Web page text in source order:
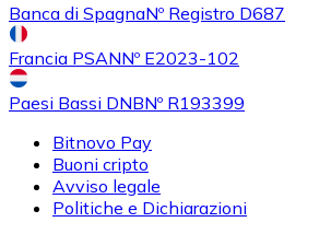
AcquistareEthereum Classic
ETC
Banca di SpagnaNº Registro D687
Francia PSANNº E2023-102
Paesi Bassi DNBNº R193399
Bitnovo Pay
Buoni cripto
Avviso legale
Politiche e Dichiarazioni